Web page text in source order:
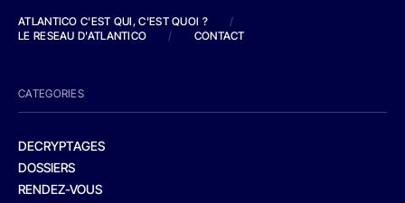
ATLANTICO C'EST QUI, C'EST QUOI ?
/
LE RESEAU D'ATLANTICO
/ CONTACT
CATEGORIES
DECRYPTAGES
DOSSIERS
RENDEZ-VOUS